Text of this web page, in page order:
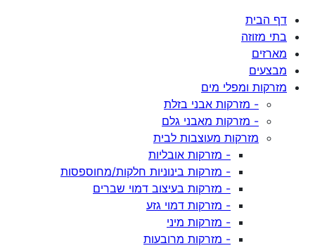
דף הבית
בתי מזוזה
מארזים
מבצעים
מזרקות ומפלי מים
- מזרקות אבני בזלת
- מזרקות מאבני גלם
מזרקות מעוצבות לבית
- מזרקות אובליות
- מזרקות בינוניות חלקות/מחוספסות
- מזרקות בעיצוב דמוי שברים
- מזרקות דמוי גזע
- מזרקות מיני
- מזרקות מרובעות